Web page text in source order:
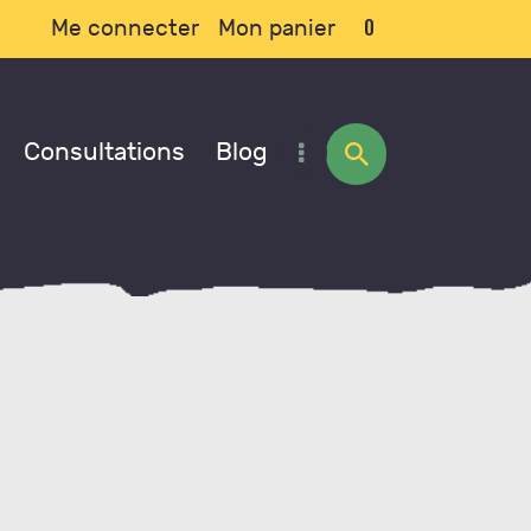
Me connecter Mon panier 0
Consultations Blog